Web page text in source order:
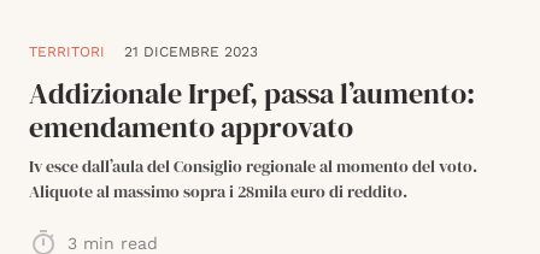
TERRITORI 21 DICEMBRE 2023
Addizionale Irpef, passa l’aumento:
emendamento approvato
Iv esce dall’aula del Consiglio regionale al momento del voto.
Aliquote al massimo sopra i 28mila euro di reddito.
3 min read